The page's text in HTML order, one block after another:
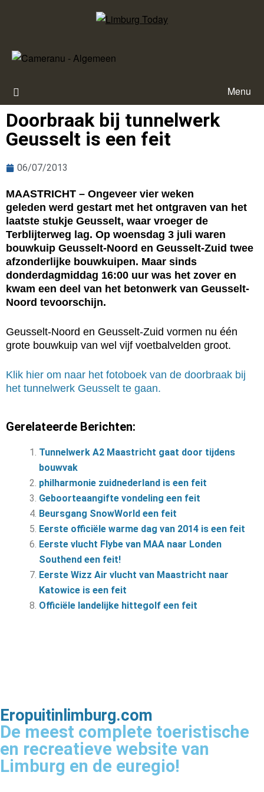
Menu
Doorbraak bij tunnelwerk
Geusselt is een feit
06/07/2013
MAASTRICHT – Ongeveer vier weken
geleden werd gestart met het ontgraven van het
laatste stukje Geusselt, waar vroeger de
Terblijterweg lag. Op woensdag 3 juli waren
bouwkuip Geusselt-Noord en Geusselt-Zuid twee
afzonderlijke bouwkuipen. Maar sinds
donderdagmiddag 16:00 uur was het zover en
kwam een deel van het betonwerk van Geusselt-
Noord tevoorschijn.
Geusselt-Noord en Geusselt-Zuid vormen nu één
grote bouwkuip van wel vijf voetbalvelden groot.
Klik hier om naar het fotoboek van de doorbraak bij
het tunnelwerk Geusselt te gaan.
Gerelateerde Berichten:
Tunnelwerk A2 Maastricht gaat door tijdens
bouwvak
philharmonie zuidnederland is een feit
Geboorteaangifte vondeling een feit
Beursgang SnowWorld een feit
Eerste officiële warme dag van 2014 is een feit
Eerste vlucht Flybe van MAA naar Londen
Southend een feit!
Eerste Wizz Air vlucht van Maastricht naar
Katowice is een feit
Officiële landelijke hittegolf een feit
Eropuitinlimburg.com
De meest complete toeristische
en recreatieve website van
Limburg en de euregio!